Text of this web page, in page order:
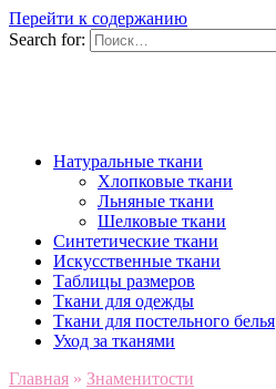
Перейти к содержанию
Search for:
Натуральные ткани
Хлопковые ткани
Льняные ткани
Шелковые ткани
Синтетические ткани
Искусственные ткани
Таблицы размеров
Ткани для одежды
Ткани для постельного белья
Уход за тканями
Главная » Знаменитости